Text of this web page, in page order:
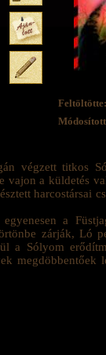
Feltöltötte:
végzett titkos
a küldetés
harcostársai
a
zárják, Ló
a Sólyom
megdöbbentőek